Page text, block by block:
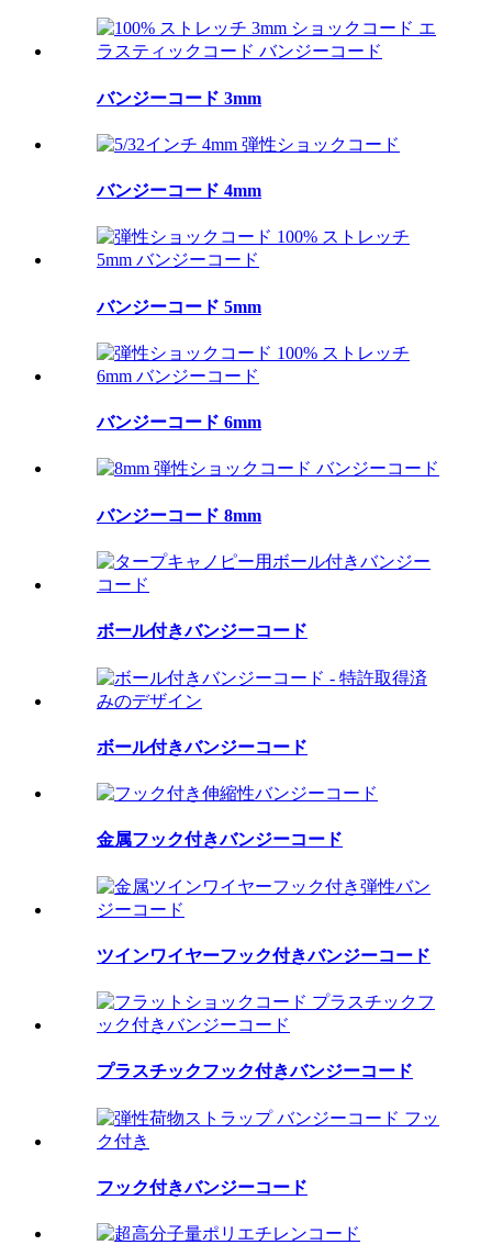
バンジーコード 3mm
バンジーコード 4mm
バンジーコード 5mm
バンジーコード 6mm
バンジーコード 8mm
ボール付きバンジーコード
ボール付きバンジーコード
金属フック付きバンジーコード
ツインワイヤーフック付きバンジーコード
プラスチックフック付きバンジーコード
フック付きバンジーコード